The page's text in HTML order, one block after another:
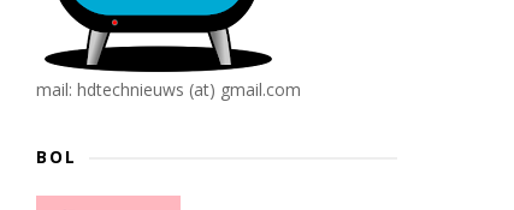
mail: hdtechnieuws (at) gmail.com
BOL